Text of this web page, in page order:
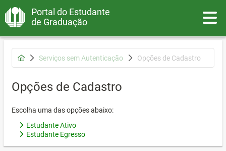
Portal do Estudante
de Graduação
Serviços sem Autenticação Opções de Cadastro
Opções de Cadastro
Escolha uma das opções abaixo:
Estudante Ativo
Estudante Egresso